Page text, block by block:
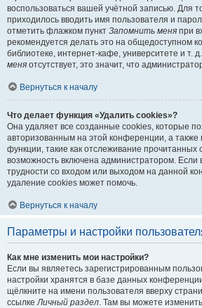
воспользоваться вашей учётной записью. Для
приходилось вводить имя пользователя и
отметить флажком пункт Запомнить меня при
рекомендуется делать это на общедоступном
библиотеке, интернет-кафе, университете и т.
меня отсутствует, это значит, что
Вернуться к началу
Что делает функция «Удалить cookies»?
Она удаляет все созданные cookies, которые
авторизованным на этой конференции, а также
функции, такие как отслеживание прочитанных
возможность включена администратором. Если
трудности со входом или выходом на данной
удаление cookies может помочь.
Вернуться к началу
Параметры и настройки
Как мне изменить мои настройки?
Если вы являетесь зарегистрированным
настройки хранятся в базе данных
щёлкните на имени пользователя вверху
ссылкеЛичный раздел. Там вы можете